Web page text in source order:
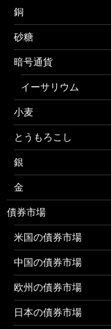
銅
砂糖
暗号通貨
イーサリウム
小麦
とうもろこし
銀
金
債券市場
米国の債券市場
中国の債券市場
欧州の債券市場
日本の債券市場